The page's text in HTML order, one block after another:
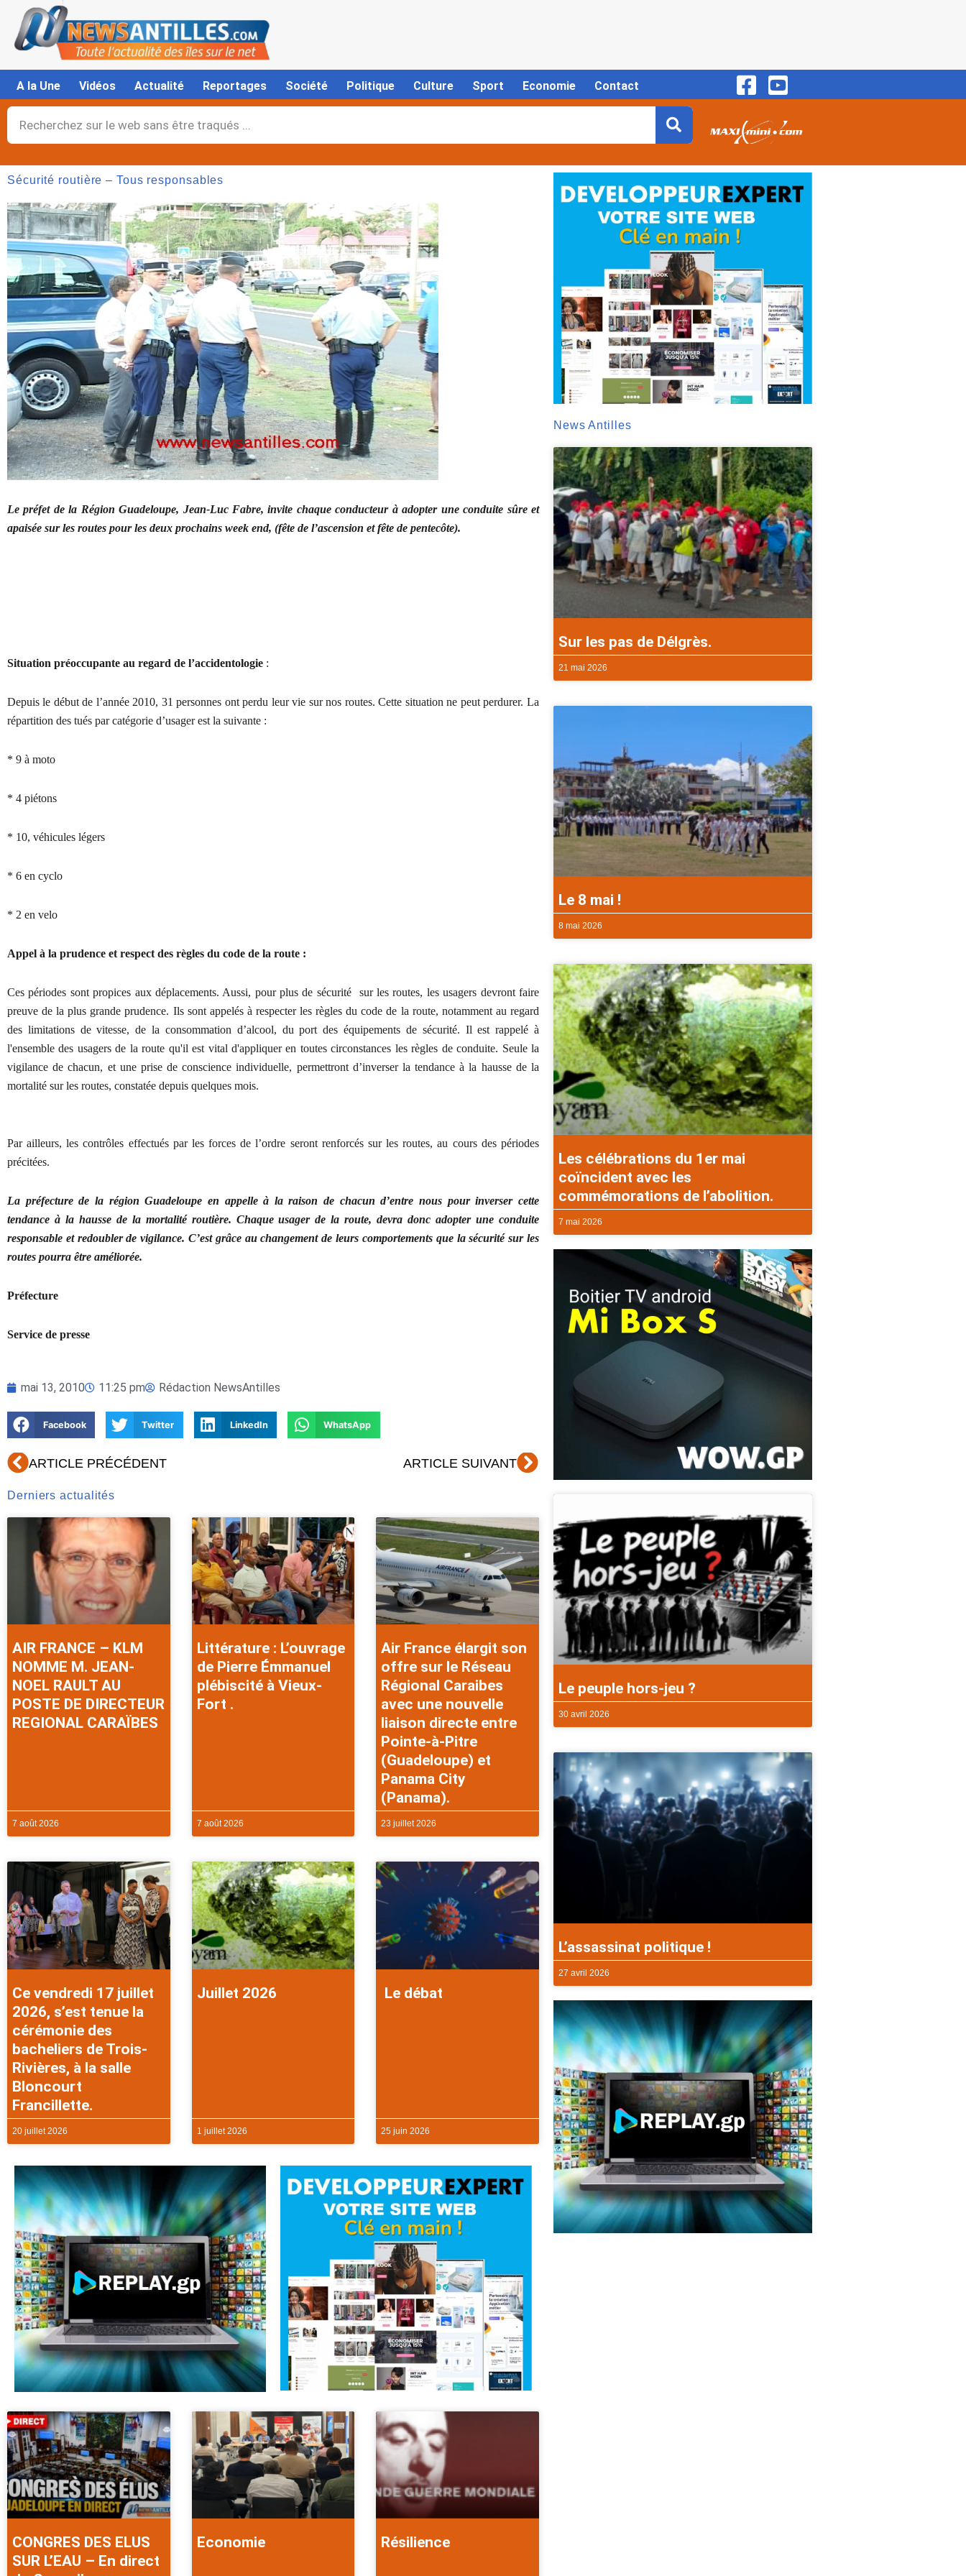
contenu
A la Une Vidéos Actualité Reportages Société Politique Culture Sport Economie Contact
Rechercher
Sécurité routière – Tous responsables
Le préfet de la Région Guadeloupe, Jean-Luc Fabre, invite chaque conducteur à adopter une conduite sûre et
apaisée sur les routes pour les deux prochains week end, (fête de l’ascension et fête de pentecôte).
Situation préoccupante au regard de l’accidentologie :
Depuis le début de l’année 2010, 31 personnes ont perdu leur vie sur nos routes. Cette situation ne peut perdurer. La
répartition des tués par catégorie d’usager est la suivante :
* 9 à moto
* 4 piétons
* 10, véhicules légers
* 6 en cyclo
* 2 en velo
Appel à la prudence et respect des règles du code de la route :
Ces périodes sont propices aux déplacements. Aussi, pour plus de sécurité sur les routes, les usagers devront faire
preuve de la plus grande prudence. Ils sont appelés à respecter les règles du code de la route, notamment au regard
des limitations de vitesse, de la consommation d’alcool, du port des équipements de sécurité. Il est rappelé à
l'ensemble des usagers de la route qu'il est vital d'appliquer en toutes circonstances les règles de conduite. Seule la
vigilance de chacun, et une prise de conscience individuelle, permettront d’inverser la tendance à la hausse de la
mortalité sur les routes, constatée depuis quelques mois.
Par ailleurs, les contrôles effectués par les forces de l’ordre seront renforcés sur les routes, au cours des périodes
précitées.
La préfecture de la région Guadeloupe en appelle à la raison de chacun d’entre nous pour inverser cette
tendance à la hausse de la mortalité routière. Chaque usager de la route, devra donc adopter une conduite
responsable et redoubler de vigilance. C’est grâce au changement de leurs comportements que la sécurité sur les
routes pourra être améliorée.
Préfecture
Service de presse
mai 13, 2010 11:25 pm Rédaction NewsAntilles
Facebook Twitter LinkedIn WhatsApp
Précédent
ARTICLE PRÉCÉDENT ARTICLE SUIVANTSuivant
Derniers actualités
AIR FRANCE – KLM
NOMME M. JEAN-
NOEL RAULT AU
POSTE DE DIRECTEUR
REGIONAL CARAÏBES
7 août 2026
Littérature : L’ouvrage
de Pierre Émmanuel
plébiscité à Vieux-
Fort .
7 août 2026
Air France élargit son
offre sur le Réseau
Régional Caraibes
avec une nouvelle
liaison directe entre
Pointe-à-Pitre
(Guadeloupe) et
Panama City
(Panama).
23 juillet 2026
Ce vendredi 17 juillet
2026, s’est tenue la
cérémonie des
bacheliers de Trois-
Rivières, à la salle
Bloncourt
Francillette.
20 juillet 2026
Juillet 2026
1 juillet 2026
Le débat
25 juin 2026
CONGRES DES ELUS
SUR L’EAU – En direct
Economie Résilience
News Antilles
Sur les pas de Délgrès.
21 mai 2026
Le 8 mai !
8 mai 2026
Les célébrations du 1er mai
coïncident avec les
commémorations de l’abolition.
7 mai 2026
Le peuple hors-jeu ?
30 avril 2026
L’assassinat politique !
27 avril 2026